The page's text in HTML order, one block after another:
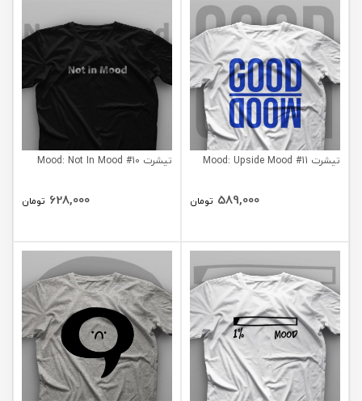
تیشرت Mood: Upside Mood #11
589,000 تومان
تیشرت Mood: Not In Mood #10
628,000 تومان